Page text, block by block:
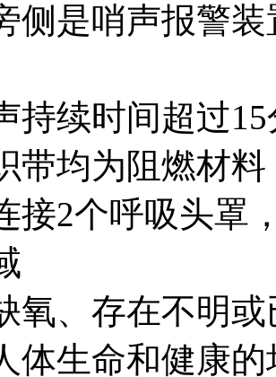
侧是哨声报警
持续时间超过
带均为阻燃材
接2个呼吸头罩
氧、存在不明
体生命和健康的